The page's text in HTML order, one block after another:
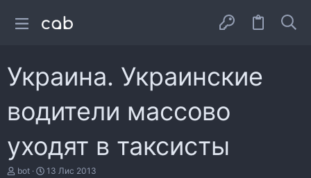
Украина. Украинские
водители массово
уходят в таксисты
А
bot
Д
13 Лис 2013